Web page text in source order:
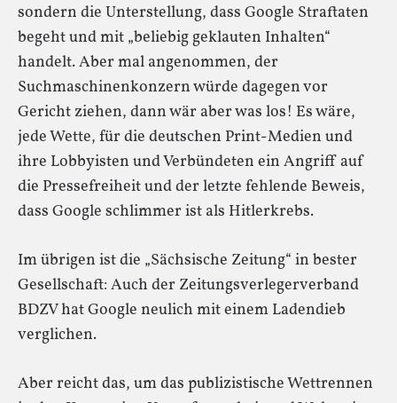
sondern die Unterstellung, dass Google Straftaten
begeht und mit „beliebig geklauten Inhalten“
handelt. Aber mal angenommen, der
Suchmaschinenkonzern würde dagegen vor
Gericht ziehen, dann wär aber was los! Es wäre,
jede Wette, für die deutschen Print-Medien und
ihre Lobbyisten und Verbündeten ein Angriff auf
die Pressefreiheit und der letzte fehlende Beweis,
dass Google schlimmer ist als Hitlerkrebs.
Im übrigen ist die „Sächsische Zeitung“ in bester
Gesellschaft: Auch der Zeitungsverlegerverband
BDZV hat Google neulich mit einem Ladendieb
verglichen.
Aber reicht das, um das publizistische Wettrennen